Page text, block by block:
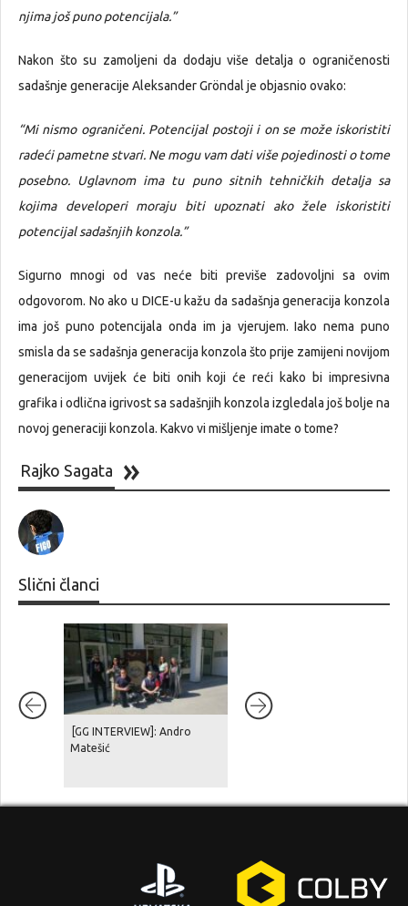
njima još puno potencijala.”
Nakon što su zamoljeni da dodaju više detalja o ograničenosti
sadašnje generacije Aleksander Gröndal je objasnio ovako:
“Mi nismo ograničeni. Potencijal postoji i on se može iskoristiti
radeći pametne stvari. Ne mogu vam dati više pojedinosti o tome
posebno. Uglavnom ima tu puno sitnih tehničkih detalja sa
kojima developeri moraju biti upoznati ako žele iskoristiti
potencijal sadašnjih konzola.”
Sigurno mnogi od vas neće biti previše zadovoljni sa ovim
odgovorom. No ako u DICE-u kažu da sadašnja generacija konzola
ima još puno potencijala onda im ja vjerujem. Iako nema puno
smisla da se sadašnja generacija konzola što prije zamijeni novijom
generacijom uvijek će biti onih koji će reći kako bi impresivna
grafika i odlična igrivost sa sadašnjih konzola izgledala još bolje na
novoj generaciji konzola. Kakvo vi mišljenje imate o tome?
Rajko Sagata
Slični članci
[GG INTERVIEW]: Andro
Matešić